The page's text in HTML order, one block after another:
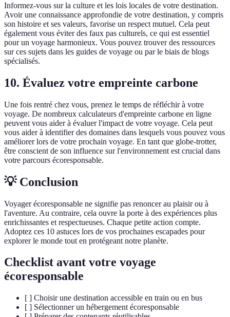
Informez-vous sur la culture et les lois locales de votre destination.
Avoir une connaissance approfondie de votre destination, y compris
son histoire et ses valeurs, favorise un respect mutuel. Cela peut
également vous éviter des faux pas culturels, ce qui est essentiel
pour un voyage harmonieux. Vous pouvez trouver des ressources
sur ces sujets dans les guides de voyage ou par le biais de blogs
spécialisés.
10. Évaluez votre empreinte carbone
Une fois rentré chez vous, prenez le temps de réfléchir à votre
voyage. De nombreux calculateurs d'empreinte carbone en ligne
peuvent vous aider à évaluer l'impact de votre voyage. Cela peut
vous aider à identifier des domaines dans lesquels vous pouvez vous
améliorer lors de votre prochain voyage. En tant que globe-trotter,
être conscient de son influence sur l'environnement est crucial dans
votre parcours écoresponsable.
💡 Conclusion
Voyager écoresponsable ne signifie pas renoncer au plaisir ou à
l'aventure. Au contraire, cela ouvre la porte à des expériences plus
enrichissantes et respectueuses. Chaque petite action compte.
Adoptez ces 10 astuces lors de vos prochaines escapades pour
explorer le monde tout en protégeant notre planète.
Checklist avant votre voyage
écoresponsable
[ ] Choisir une destination accessible en train ou en bus
[ ] Sélectionner un hébergement écoresponsable